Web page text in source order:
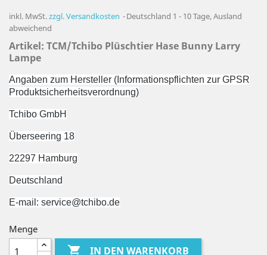
inkl. MwSt.zzgl. Versandkosten
Deutschland 1 - 10 Tage, Ausland
abweichend
Artikel: TCM/Tchibo Plüschtier Hase Bunny Larry
Lampe
Angaben zum Hersteller (Informationspflichten zur GPSR
Produktsicherheitsverordnung)
Tchibo GmbH
Überseering 18
22297 Hamburg
Deutschland
E-mail: service@tchibo.de
Menge
 IN DEN WARENKORB